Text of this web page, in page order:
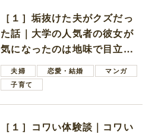
［１］垢抜けた夫がクズだっ
た話｜大学の人気者の彼女が
気になったのは地味で目立た
ない男子学生
夫婦 恋愛・結婚
マンガ
子育て
［１］コワい体験談｜コワい